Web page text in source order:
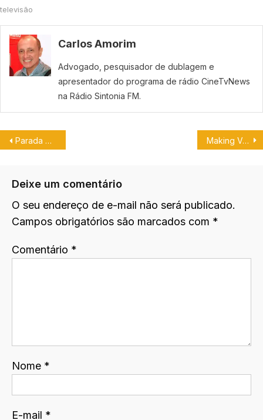
televisão
Carlos Amorim
Advogado, pesquisador de dublagem e
apresentador do programa de rádio CineTvNews
na Rádio Sintonia FM.
Parada Nerd anuncia Úrsula Bezerra Making Voz: Sítio do Picapau Amarelo – Dublagem não, vozes originais!
Deixe um comentário
O seu endereço de e-mail não será publicado.
Campos obrigatórios são marcados com *
Comentário *
Nome *
E-mail *